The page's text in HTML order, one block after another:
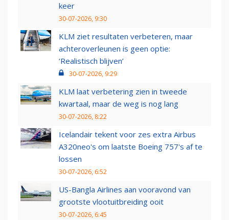
keer
30-07-2026, 9:30
KLM ziet resultaten verbeteren, maar
achteroverleunen is geen optie:
‘Realistisch blijven’
30-07-2026, 9:29
KLM laat verbetering zien in tweede
kwartaal, maar de weg is nog lang
30-07-2026, 8:22
Icelandair tekent voor zes extra Airbus
A320neo's om laatste Boeing 757's af te
lossen
30-07-2026, 6:52
US-Bangla Airlines aan vooravond van
grootste vlootuitbreiding ooit
30-07-2026, 6:45